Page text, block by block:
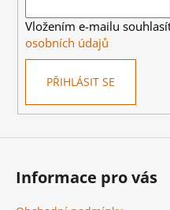
Vložením e-mailu
osobních údajů
PŘIHLÁSIT SE
Informace pro vás